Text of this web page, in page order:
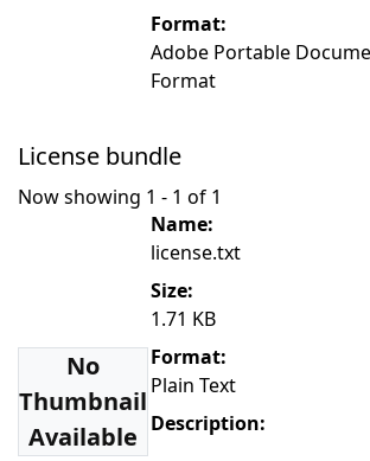
Format:
Adobe Portable
Format
License bundle
Now showing 1 - 1 of 1
No
Thumbnail
Available
Name:
license.txt
Size:
1.71 KB
Format:
Plain Text
Description: